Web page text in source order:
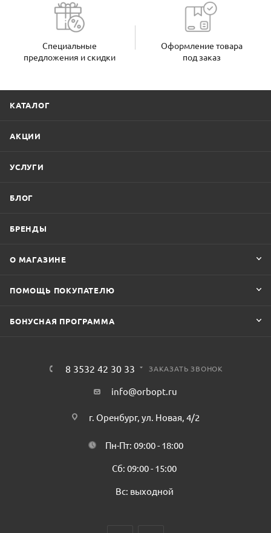
Специальные
предложения и скидки
Оформление товара
под заказ
КАТАЛОГ
АКЦИИ
УСЛУГИ
БЛОГ
БРЕНДЫ
О МАГАЗИНЕ
ПОМОЩЬ ПОКУПАТЕЛЮ
БОНУСНАЯ ПРОГРАММА
8 3532 42 30 33 ЗАКАЗАТЬ ЗВОНОК
info@orbopt.ru
г. Оренбург, ул. Новая, 4/2
Пн-Пт: 09:00 - 18:00
Сб: 09:00 - 15:00
Вс: выходной